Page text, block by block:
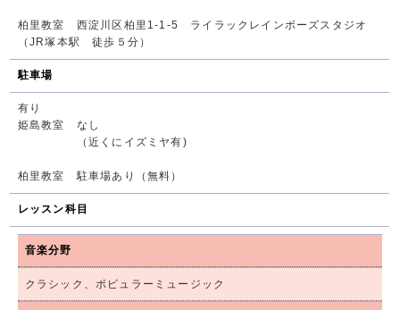
柏里教室 西淀川区柏里1-1-5 ライラックレインボーズスタジオ
（JR塚本駅 徒歩５分）
駐車場
有り
姫島教室 なし
（近くにイズミヤ有)
柏里教室 駐車場あり（無料）
レッスン科目
音楽分野
クラシック、ポピュラーミュージック